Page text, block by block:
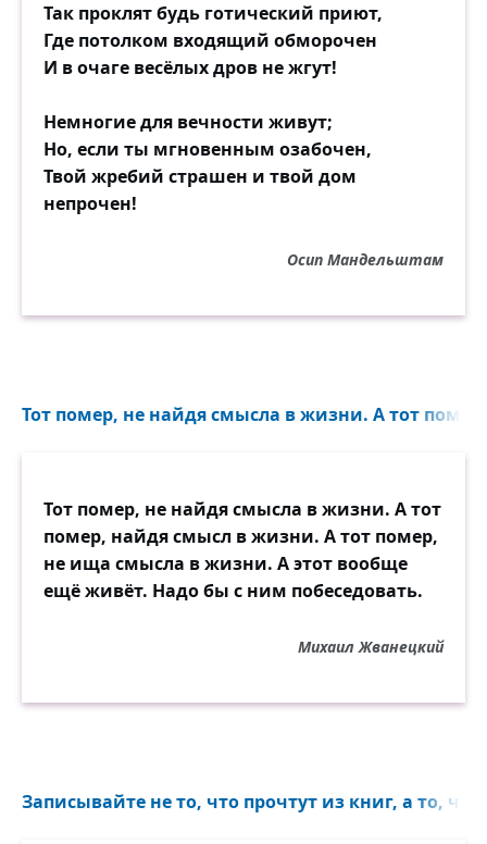
Так проклят будь готический приют,
Где потолком входящий обморочен
И в очаге весёлых дров не жгут!
Немногие для вечности живут;
Но, если ты мгновенным озабочен,
Твой жребий страшен и твой дом
непрочен!
Осип Мандельштам
Тот помер, не найдя смысла в жизни. А тот
Тот помер, не найдя смысла в жизни. А тот
помер, найдя смысл в жизни. А тот помер,
не ища смысла в жизни. А этот вообще
ещё живёт. Надо бы с ним побеседовать.
Михаил Жванецкий
Записывайте не то, что прочтут из книг, а то,